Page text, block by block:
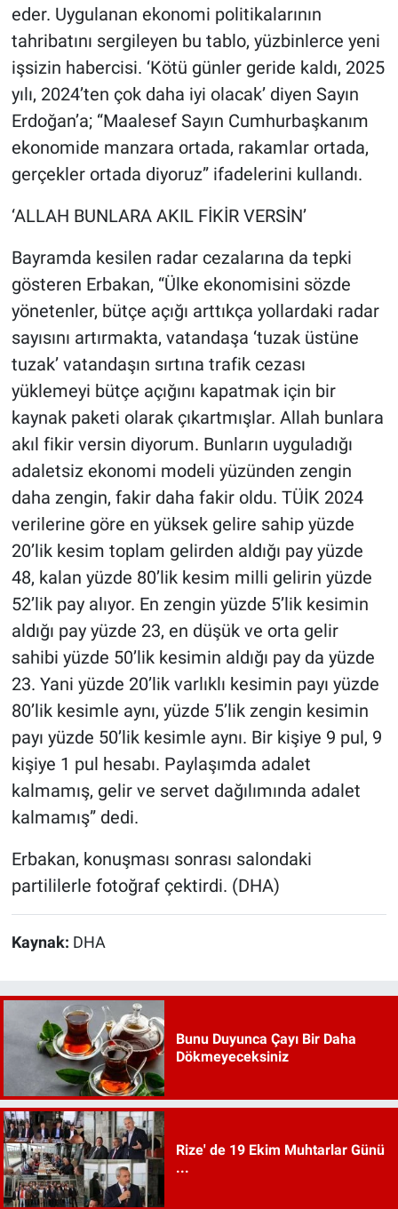
eder. Uygulanan ekonomi politikalarının
tahribatını sergileyen bu tablo, yüzbinlerce yeni
işsizin habercisi. ‘Kötü günler geride kaldı, 2025
yılı, 2024’ten çok daha iyi olacak’ diyen Sayın
Erdoğan’a; “Maalesef Sayın Cumhurbaşkanım
ekonomide manzara ortada, rakamlar ortada,
gerçekler ortada diyoruz” ifadelerini kullandı.
‘ALLAH BUNLARA AKIL FİKİR VERSİN’
Bayramda kesilen radar cezalarına da tepki
gösteren Erbakan, “Ülke ekonomisini sözde
yönetenler, bütçe açığı arttıkça yollardaki radar
sayısını artırmakta, vatandaşa ‘tuzak üstüne
tuzak’ vatandaşın sırtına trafik cezası
yüklemeyi bütçe açığını kapatmak için bir
kaynak paketi olarak çıkartmışlar. Allah bunlara
akıl fikir versin diyorum. Bunların uyguladığı
adaletsiz ekonomi modeli yüzünden zengin
daha zengin, fakir daha fakir oldu. TÜİK 2024
verilerine göre en yüksek gelire sahip yüzde
20’lik kesim toplam gelirden aldığı pay yüzde
48, kalan yüzde 80’lik kesim milli gelirin yüzde
52’lik pay alıyor. En zengin yüzde 5’lik kesimin
aldığı pay yüzde 23, en düşük ve orta gelir
sahibi yüzde 50’lik kesimin aldığı pay da yüzde
23. Yani yüzde 20’lik varlıklı kesimin payı yüzde
80’lik kesimle aynı, yüzde 5’lik zengin kesimin
payı yüzde 50’lik kesimle aynı. Bir kişiye 9 pul, 9
kişiye 1 pul hesabı. Paylaşımda adalet
kalmamış, gelir ve servet dağılımında adalet
kalmamış” dedi.
Erbakan, konuşması sonrası salondaki
partililerle fotoğraf çektirdi. (DHA)
Kaynak: DHA
Bunu Duyunca Çayı Bir Daha
Dökmeyeceksiniz
Rize' de 19 Ekim Muhtarlar Günü
...